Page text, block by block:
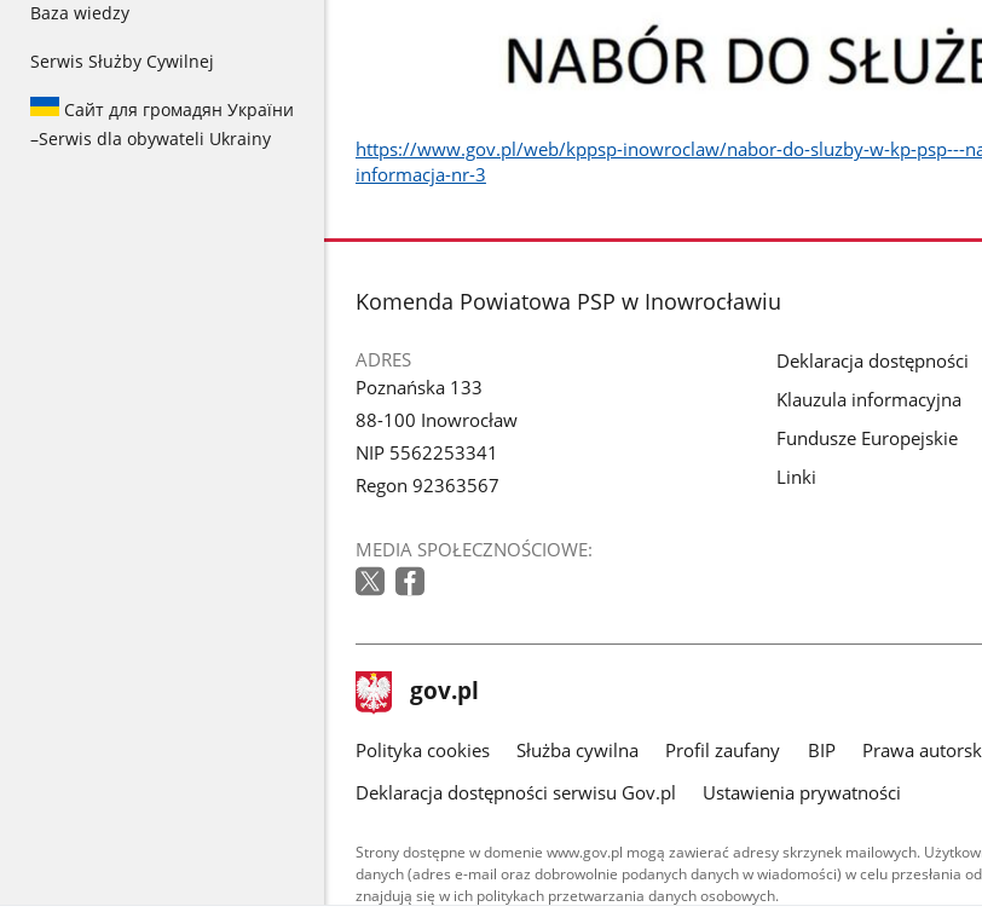
Baza wiedzy
Serwis Służby Cywilnej
Сайт для громадян України
–Serwis dla obywateli Ukrainy
https://www.gov.pl/web/kppsp-inowroclaw/nabor-do-sluzby-w-kp-psp---
informacja-nr-3
stopka
Komenda Powiatowa PSP w Inowrocławiu
ADRES
Poznańska 133
88-100 Inowrocław
NIP 5562253341
Regon 92363567
MEDIA SPOŁECZNOŚCIOWE:
Deklaracja dostępności
Klauzula informacyjna
Fundusze Europejskie
Linki
stopka
gov.pl Strona
gov.pl
gov.pl
Polityka cookies Służba cywilna Profil zaufany BIP Prawa
Deklaracja dostępności serwisu Gov.pl
Ustawienia prywatności
Strony dostępne w domenie www.gov.pl mogą zawierać adresy skrzynek mailowych.
danych (adres e-mail oraz dobrowolnie podanych danych w wiadomości) w celu przesłania
znajdują się w ich politykach przetwarzania danych osobowych.